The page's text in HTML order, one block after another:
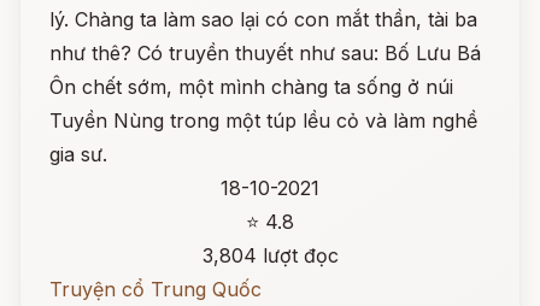
lý. Chàng ta làm sao lại có con mắt thần, tài ba
như thê? Có truyền thuyết như sau: Bố Lưu Bá
Ôn chết sớm, một mình chàng ta sống ở núi
Tuyền Nùng trong một túp lều cỏ và làm nghề
gia sư.
18-10-2021
⭐ 4.8
3,804 lượt đọc
Truyện cổ Trung Quốc